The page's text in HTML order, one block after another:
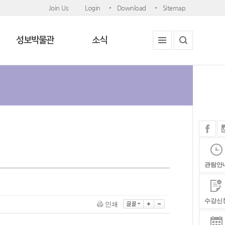
Join Us Login Download Sitemap
성보박물관 소식
인쇄
관람안
수강신